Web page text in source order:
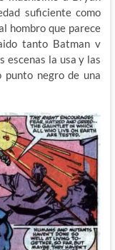
suficiente como
hombro que parece
tanto Batman v
escenas la usa y las
punto negro de una